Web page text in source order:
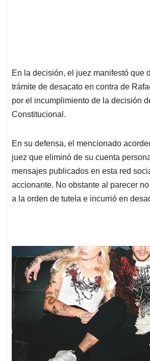
En la decisión, el juez manifestó que
trámite de desacato en contra de
por el incumplimiento de la decisión
Constitucional.
En su defensa, el mencionado
juez que eliminó de su cuenta
mensajes publicados en esta red
accionante. No obstante al parecer
a la orden de tutela e incurrió en